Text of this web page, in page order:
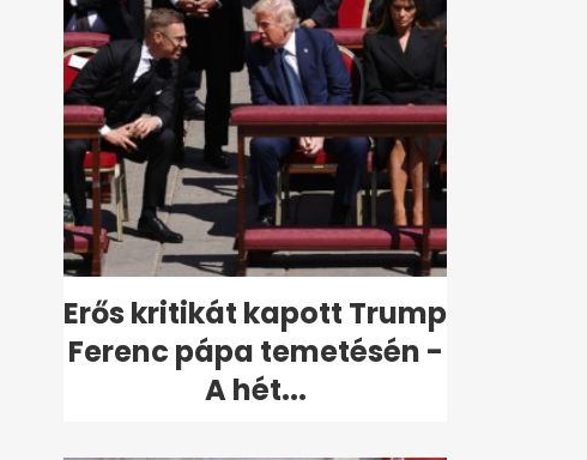
Erős kritikát kapott Trump
Ferenc pápa temetésén -
A hét...